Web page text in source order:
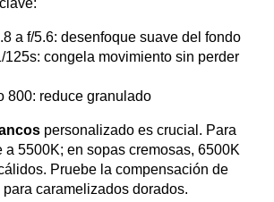
a f/5.6: desenfoque suave del fondo
125s: congela movimiento sin perder
800: reduce granulado
personalizado es crucial. Para
a 5500K; en sopas cremosas, 6500K
Pruebe la compensación de
caramelizados dorados.